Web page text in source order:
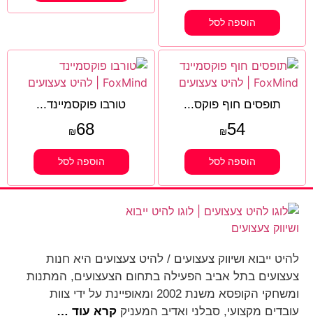
הוספה לסל
תופסים חוף פוקס...
₪54
הוספה לסל
טורבו פוקסמיינד...
₪68
הוספה לסל
להיט ייבוא ושיווק צעצועים / להיט צעצועים היא חנות
צעצועים בתל אביב הפעילה בתחום הצעצועים, המתנות
ומשחקי הקופסא משנת 2002 ומאופיינת על ידי צוות
עובדים מקצועי, סבלני ואדיב המעניק קרא עוד …